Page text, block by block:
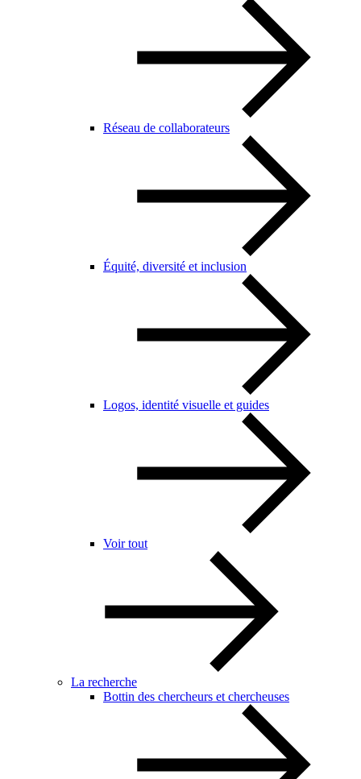
Réseau de collaborateurs
Équité, diversité et inclusion
Logos, identité visuelle et guides
Voir tout
La recherche
Bottin des chercheurs et chercheuses